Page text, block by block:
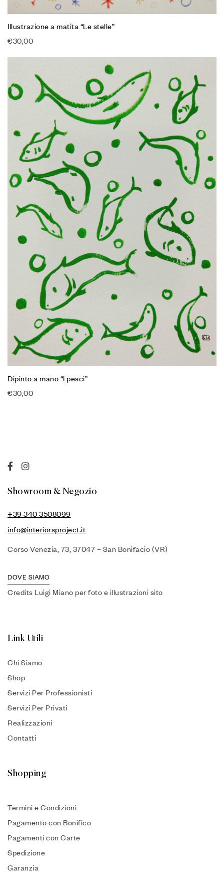
Illustrazione a matita “Le stelle”
€30,00
Dipinto a mano “I pesci”
€30,00
Showroom & Negozio
+39 340 3508099
info@interiorsproject.it
Corso Venezia, 73, 37047 – San Bonifacio (VR)
DOVE SIAMO
Credits Luigi Miano per foto e illustrazioni sito
Link Utili
Chi Siamo
Shop
Servizi Per Professionisti
Servizi Per Privati
Realizzazioni
Contatti
Shopping
Termini e Condizioni
Pagamento con Bonifico
Pagamenti con Carte
Spedizione
Garanzia